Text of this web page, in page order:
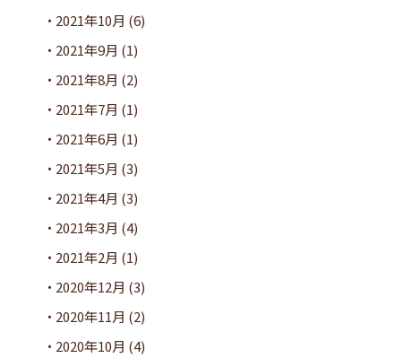
2021年10月 (6)
2021年9月 (1)
2021年8月 (2)
2021年7月 (1)
2021年6月 (1)
2021年5月 (3)
2021年4月 (3)
2021年3月 (4)
2021年2月 (1)
2020年12月 (3)
2020年11月 (2)
2020年10月 (4)